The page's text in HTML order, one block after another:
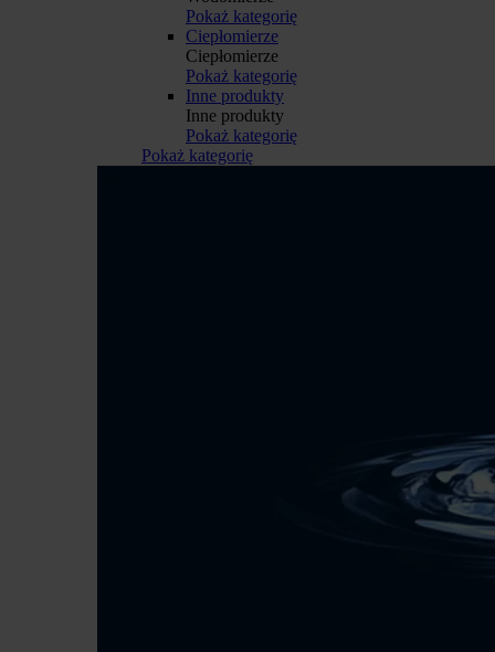
Pokaż kategorię
Ciepłomierze
Ciepłomierze
Pokaż kategorię
Inne produkty
Inne produkty
Pokaż kategorię
Pokaż kategorię